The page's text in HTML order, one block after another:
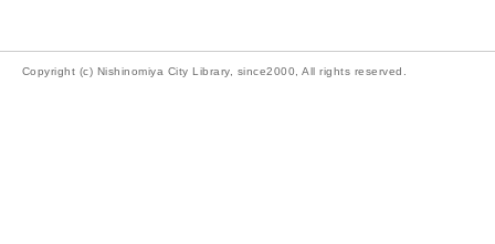
Copyright (c) Nishinomiya City Library, since2000, All rights reserved.